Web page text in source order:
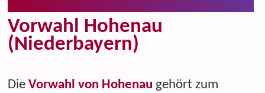
Vorwahl Hohenau
(Niederbayern)
DieVorwahl von Hohenau gehört zum